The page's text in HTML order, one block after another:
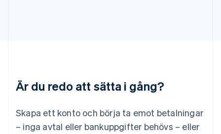
Är du redo att sätta i gång?
Skapa ett konto och börja ta emot betalningar
– inga avtal eller bankuppgifter behövs – eller
Malaysia
English
Mexiko